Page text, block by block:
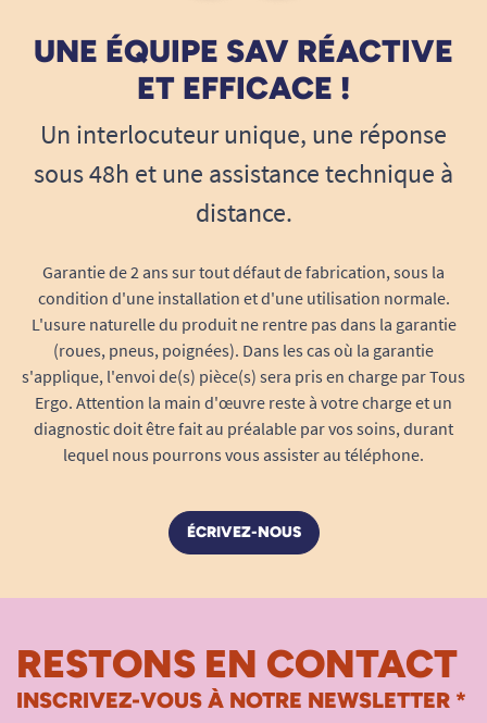
les risques d’irritation.
Témoin d’humidité
et d’adapter la fréquence de remplacement.
Les composants du change complets :
Conçu pour les aidants et les soins
quotidiens
Les attaches repositionnables permettent un
ajustement rapide et fiable.
Adapté aux personnes dépendantes
établissement médical.
UNE ÉQUIPE SAV RÉACTIVE
ET EFFICACE !
Un interlocuteur unique, une réponse
sous 48h et une assistance technique à
distance.
Garantie de 2 ans sur tout défaut de fabrication, sous la
condition d'une installation et d'une utilisation normale.
L'usure naturelle du produit ne rentre pas dans la garantie
(roues, pneus, poignées). Dans les cas où la garantie
s'applique, l'envoi de(s) pièce(s) sera pris en charge par Tous
Ergo. Attention la main d'œuvre reste à votre charge et un
diagnostic doit être fait au préalable par vos soins, durant
lequel nous pourrons vous assister au téléphone.
ÉCRIVEZ-NOUS
RESTONS EN CONTACT
INSCRIVEZ-VOUS À NOTRE NEWSLETTER *